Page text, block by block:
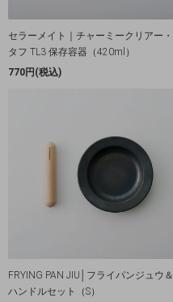
セラーメイト｜チャーミークリアー・
タフ TL3 保存容器（420ml）
770円(税込)
FRYING PAN JIU│フライパンジュウ＆
ハンドルセット（S）